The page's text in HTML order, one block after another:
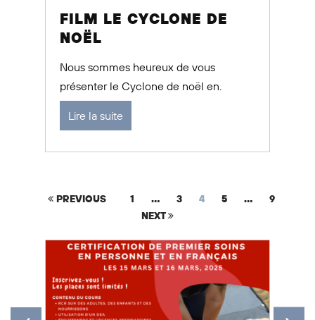
FILM LE CYCLONE DE
NOËL
Nous sommes heureux de vous
présenter le Cyclone de noël en.
Lire la suite
PREVIOUS 1 … 3 4 5 …
9
NEXT